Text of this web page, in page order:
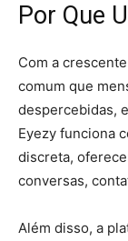
Por Que
Com a
comum que
despercebidas,
Eyezy funciona
discreta,
conversas,
Além disso, a